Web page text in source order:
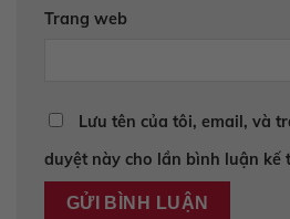
Trang web
Lưu tên của tôi, email, và
duyệt này cho lần bình luận kế